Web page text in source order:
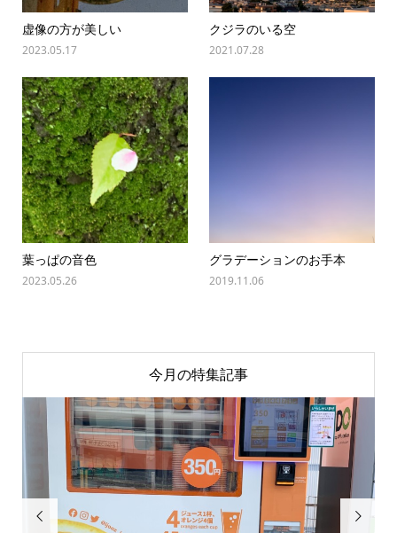
虚像の方が美しい
2023.05.17
クジラのいる空
2021.07.28
葉っぱの音色
2023.05.26
グラデーションのお手本
2019.11.06
今月の特集記事
 